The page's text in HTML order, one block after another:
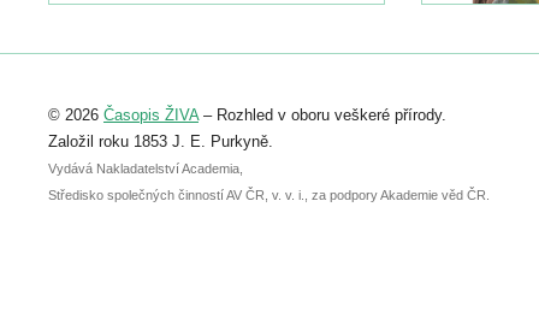
Registrovat se můžete do 6. září.
abstraktu přihlášené přednášky nebo
posteru je už 30. června.
© 2026 Časopis ŽIVA– Rozhled v oboru veškeré přírody.
Založil roku 1853 J. E. Purkyně.
Vydává Nakladatelství Academia,
Středisko společných činností AV ČR, v. v. i., za podpory Akademie věd ČR.